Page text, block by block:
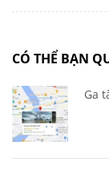
CÓ THỂ BẠN
Ga